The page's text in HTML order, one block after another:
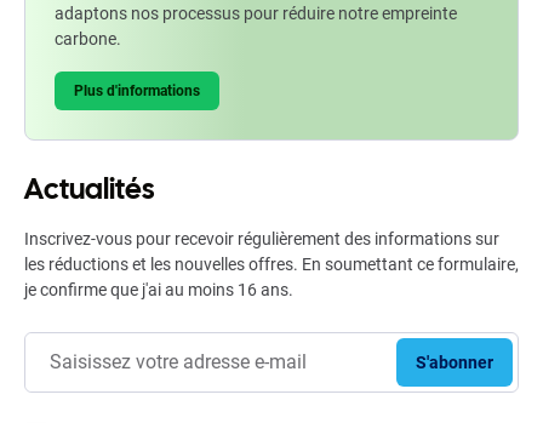
adaptons nos processus pour réduire notre empreinte
carbone.
Plus d'informations
Actualités
Inscrivez-vous pour recevoir régulièrement des informations sur
les réductions et les nouvelles offres. En soumettant ce formulaire,
je confirme que j'ai au moins 16 ans.
S'abonner